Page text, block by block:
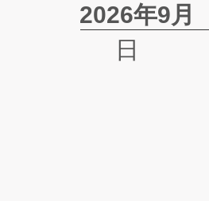
2026年9月
日